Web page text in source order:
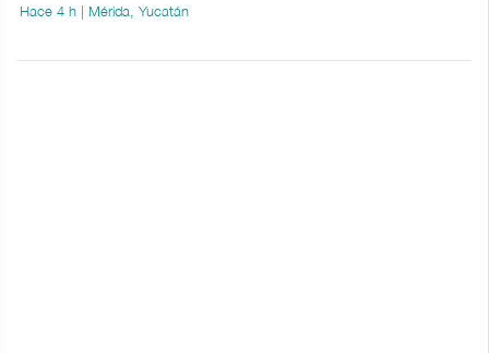
Hace 4 h | Mérida, Yucatán